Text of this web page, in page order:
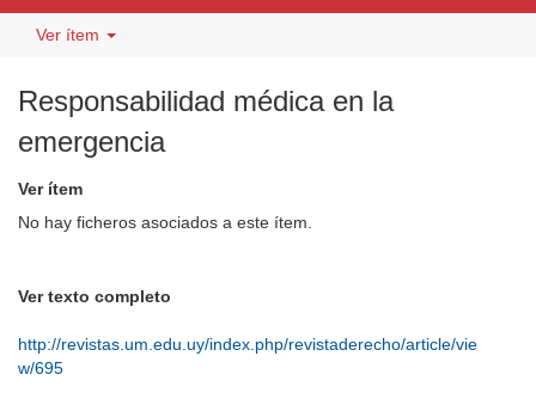
Ver ítem
Responsabilidad médica en la
emergencia
Ver ítem
No hay ficheros asociados a este ítem.
Ver texto completo
http://revistas.um.edu.uy/index.php/revistaderecho/article/vie
w/695